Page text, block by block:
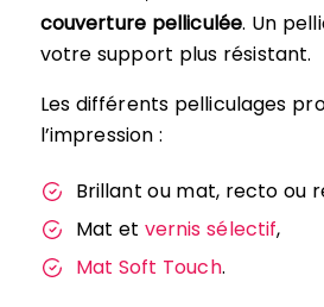
couverture pelliculée. Un
votre support plus résistant.
Les différents pelliculages
l’impression :
Brillant ou mat, recto ou
Mat et vernis sélectif,
Mat Soft Touch.